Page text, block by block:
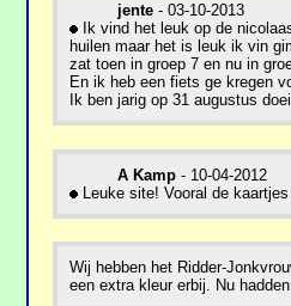
jente - 03-10-2013
Ik vind het leuk op de
huilen maar het is leuk ik vin
zat toen in groep 7 en nu in
En ik heb een fiets ge kregen
Ik ben jarig op 31 augustus
A Kamp - 10-04-2012
Leuke site! Vooral de
Wij hebben het Ridder-
een extra kleur erbij. Nu